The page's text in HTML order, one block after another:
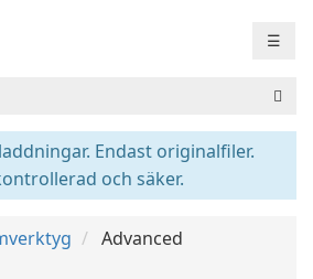
☰
Endast originalfiler.
och säker.
Advanced